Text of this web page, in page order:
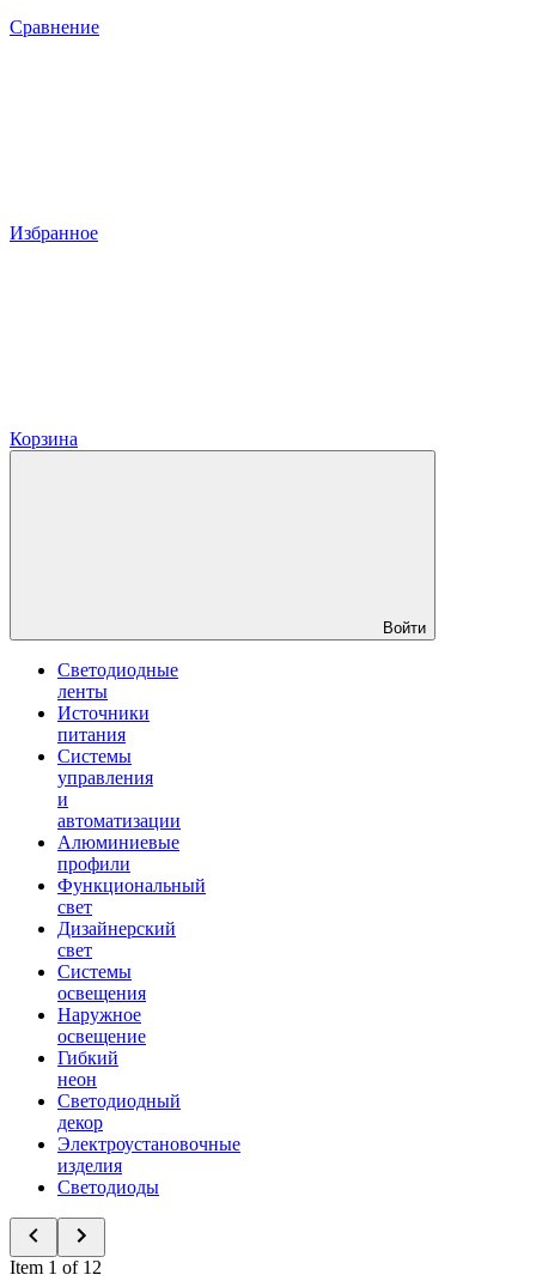
Сравнение
Избранное
Корзина
Войти
Светодиодные
ленты
Источники
питания
Системы
управления
и
автоматизации
Алюминиевые
профили
Функциональный
свет
Дизайнерский
свет
Системы
освещения
Наружное
освещение
Гибкий
неон
Светодиодный
декор
Электроустановочные
изделия
Светодиоды
Item 1 of 12